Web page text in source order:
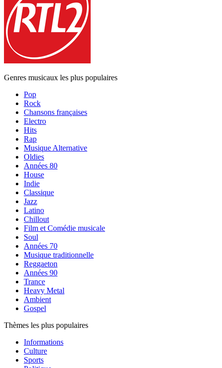
Genres musicaux les plus populaires
Pop
Rock
Chansons françaises
Electro
Hits
Rap
Musique Alternative
Oldies
Années 80
House
Indie
Classique
Jazz
Latino
Chillout
Film et Comédie musicale
Soul
Années 70
Musique traditionnelle
Reggaeton
Années 90
Trance
Heavy Metal
Ambient
Gospel
Thèmes les plus populaires
Informations
Culture
Sports